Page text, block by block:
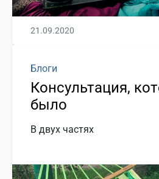
21.09.2020
Блоги
Консультация,
было
В двух частях